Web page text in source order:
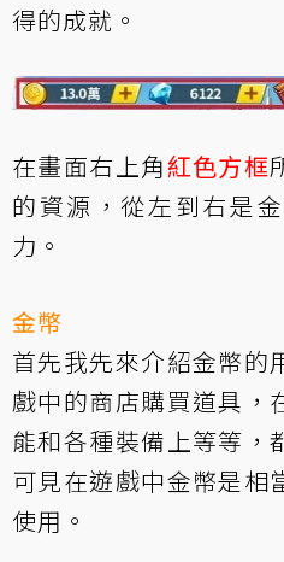
得的成就。
在畫面右上角紅色方框
的資源，從左到右是
力。
金幣
首先我先來介紹金幣的
戲中的商店購買道具，
能和各種裝備上等等，
可見在遊戲中金幣是相
使用。